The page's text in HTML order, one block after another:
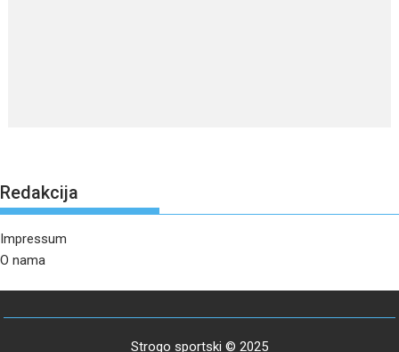
Redakcija
Impressum
O nama
Strogo sportski © 2025